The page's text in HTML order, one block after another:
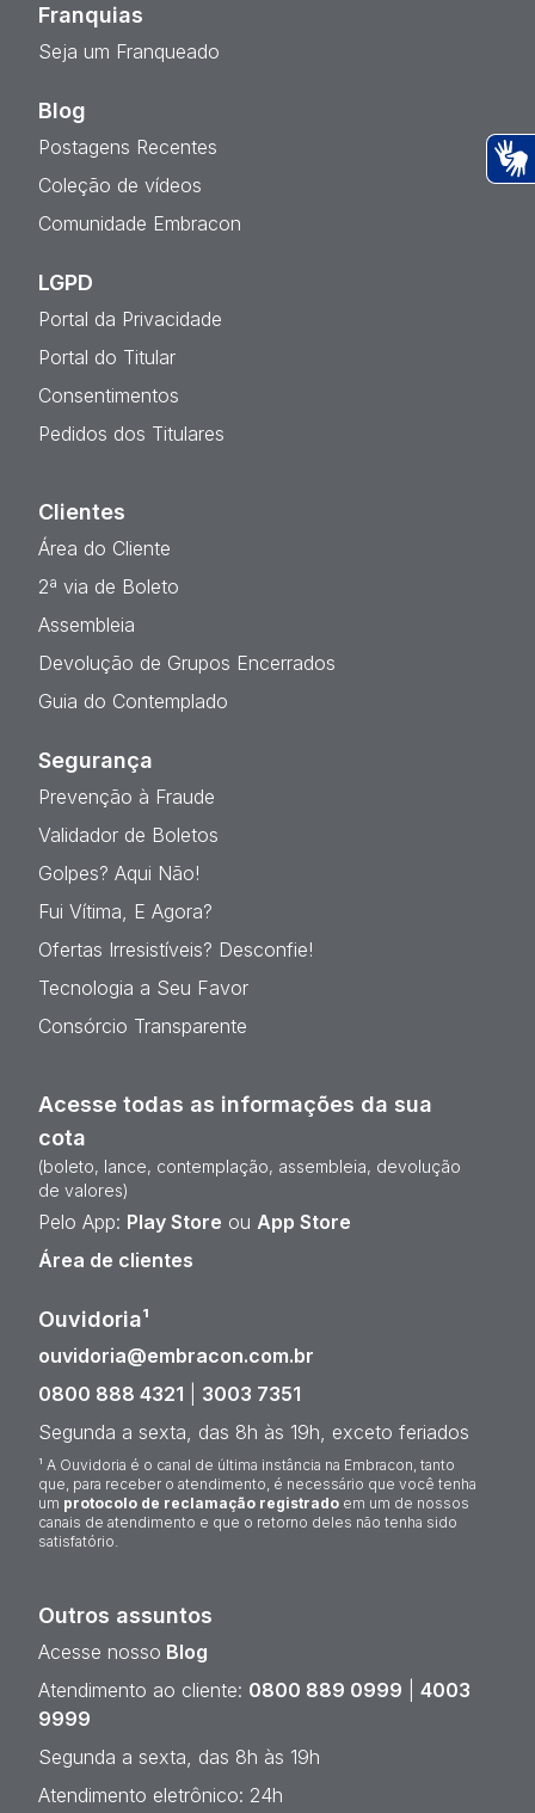
Franquias
Seja um Franqueado
Blog
Postagens Recentes
Coleção de vídeos
Comunidade Embracon
LGPD
Portal da Privacidade
Portal do Titular
Consentimentos
Pedidos dos Titulares
Clientes
Área do Cliente
2ª via de Boleto
Assembleia
Devolução de Grupos Encerrados
Guia do Contemplado
Segurança
Prevenção à Fraude
Validador de Boletos
Golpes? Aqui Não!
Fui Vítima, E Agora?
Ofertas Irresistíveis? Desconfie!
Tecnologia a Seu Favor
Consórcio Transparente
Acesse todas as informações da sua
cota
(boleto, lance, contemplação, assembleia, devolução
de valores)
Pelo App: Play Store ou App Store
Área de clientes
Ouvidoria¹
ouvidoria@embracon.com.br
0800 888 4321
3003 7351
Segunda a sexta, das 8h às 19h, exceto feriados
¹ A Ouvidoria é o canal de última instância na Embracon, tanto
que, para receber o atendimento, é necessário que você tenha
um protocolo de reclamação registrado em um de nossos
canais de atendimento e que o retorno deles não tenha sido
satisfatório.
Outros assuntos
Acesse nosso Blog
Atendimento ao cliente: 0800 889 0999
4003
9999
Segunda a sexta, das 8h às 19h
Atendimento eletrônico: 24h